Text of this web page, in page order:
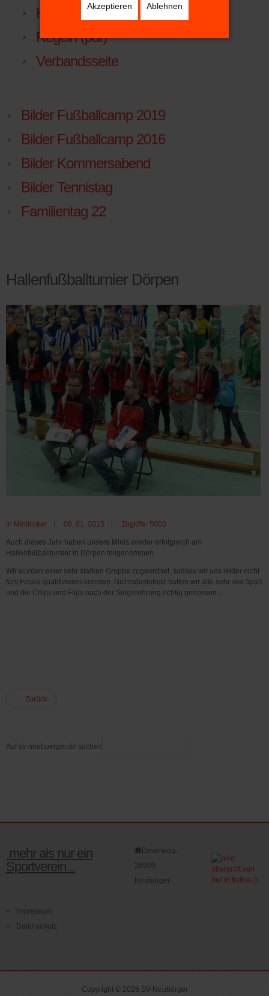
Kurzanleitung
Regeln (pdf)
Verbandsseite
Bilder Fußballcamp 2019
Bilder Fußballcamp 2016
Bilder Kommersabend
Bilder Tennistag
Familientag 22
Hallenfußballturnier Dörpen
in Minikicker 06. 01. 2015 Zugriffe: 5003
Auch dieses Jahr haben unsere Minis wieder erfolgreich am
Hallenfußballturnier in Dörpen teilgenommen.
Wir wurden einer sehr starken Gruppe zugeordnet, sodass wir uns leider nicht
fürs Finale qualifizieren konnten. Nichtsdestotrotz hatten wir alle sehr viel Spaß
und die Chips und Flips nach der Siegerehrung richtig genossen...
Zurück
Auf sv-neuboerger.de suchen
mehr als nur ein
Sportverein...
Deverweg,
26909
Neubörger
Impressum
Datenschutz
Copyright © 2026 SV-Neubörger
Akzeptieren Ablehnen